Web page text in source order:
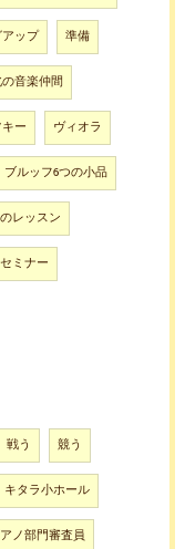
ップ 準備
音楽仲間
ー ヴィオラ
ブルッフ6つの小品
レッスン
ミナー
戦う 競う
キタラ小ホール
ノ部門審査員